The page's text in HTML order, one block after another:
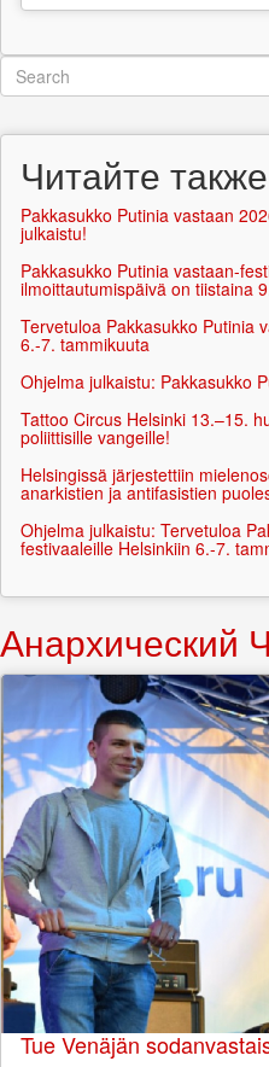
Search
Читайте
Pakkasukko Putinia vastaan
julkaistu!
Pakkasukko Putinia vastaan-
ilmoittautumispäivä on tiistaina
Tervetuloa Pakkasukko Putinia
6.-7. tammikuuta
Ohjelma julkaistu: Pakkasukko
Tattoo Circus Helsinki 13.–15.
poliittisille vangeille!
Helsingissä järjestettiin
anarkistien ja antifasistien
Ohjelma julkaistu: Tervetuloa
festivaaleille Helsinkiin 6.-7.
Анархический
Tue Venäjän